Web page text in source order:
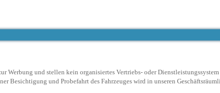
Werbung und stellen kein organisiertes Vertriebs- oder
Besichtigung und Probefahrt des Fahrzeuges wird in unseren